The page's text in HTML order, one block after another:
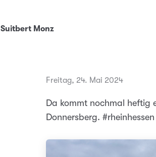
Suitbert Monz
Freitag, 24. Mai 2024
Da kommt nochmal heftig
Donnersberg. #rheinhessen